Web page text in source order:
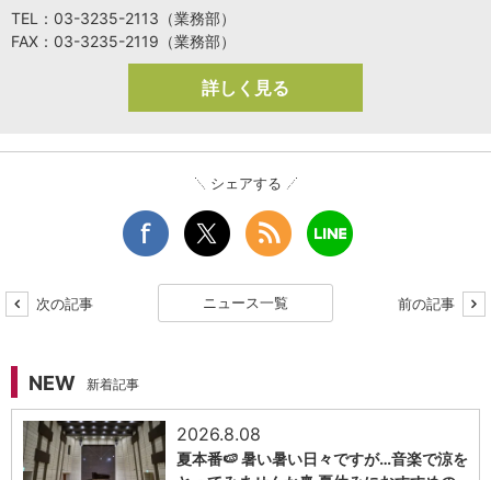
TEL：03-3235-2113（業務部）
FAX：03-3235-2119（業務部）
詳しく見る
シェアする
次の記事 ニュース一覧 前の記事
NEW 新着記事
2026.8.08
夏本番🍉 暑い暑い日々ですが…音楽で涼を